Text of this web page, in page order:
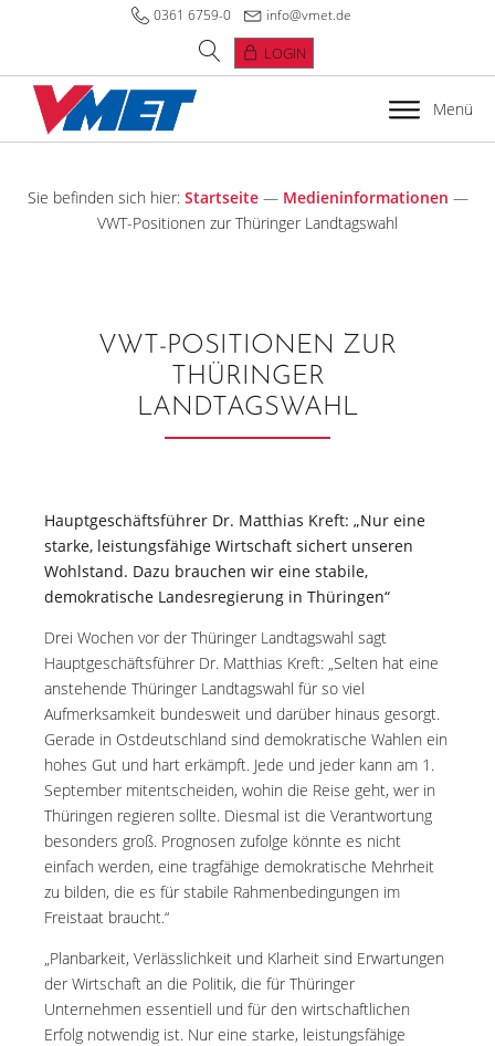
0361 6759-0 info@vmet.de
LOGIN
Menü
Sie befinden sich hier: Startseite— Medieninformationen —
VWT-Positionen zur Thüringer Landtagswahl
VWT-POSITIONEN ZUR
THÜRINGER
LANDTAGSWAHL
Hauptgeschäftsführer Dr. Matthias Kreft: „Nur eine
starke, leistungsfähige Wirtschaft sichert unseren
Wohlstand. Dazu brauchen wir eine stabile,
demokratische Landesregierung in Thüringen“
Drei Wochen vor der Thüringer Landtagswahl sagt
Hauptgeschäftsführer Dr. Matthias Kreft: „Selten hat eine
anstehende Thüringer Landtagswahl für so viel
Aufmerksamkeit bundesweit und darüber hinaus gesorgt.
Gerade in Ostdeutschland sind demokratische Wahlen ein
hohes Gut und hart erkämpft. Jede und jeder kann am 1.
September mitentscheiden, wohin die Reise geht, wer in
Thüringen regieren sollte. Diesmal ist die Verantwortung
besonders groß. Prognosen zufolge könnte es nicht
einfach werden, eine tragfähige demokratische Mehrheit
zu bilden, die es für stabile Rahmenbedingungen im
Freistaat braucht.“
„Planbarkeit, Verlässlichkeit und Klarheit sind Erwartungen
der Wirtschaft an die Politik, die für Thüringer
Unternehmen essentiell und für den wirtschaftlichen
Erfolg notwendig ist. Nur eine starke, leistungsfähige